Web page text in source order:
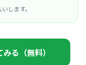
します。
る（無料）